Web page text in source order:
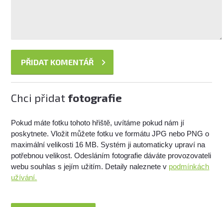
Chci přidat fotografie
Pokud máte fotku tohoto hřiště, uvítáme pokud nám jí
poskytnete. Vložit můžete fotku ve formátu JPG nebo PNG o
maximální velikosti 16 MB. Systém ji automaticky upraví na
potřebnou velikost. Odesláním fotografie dáváte provozovateli
webu souhlas s jejím užitím. Detaily naleznete v podmínkách
užívání.